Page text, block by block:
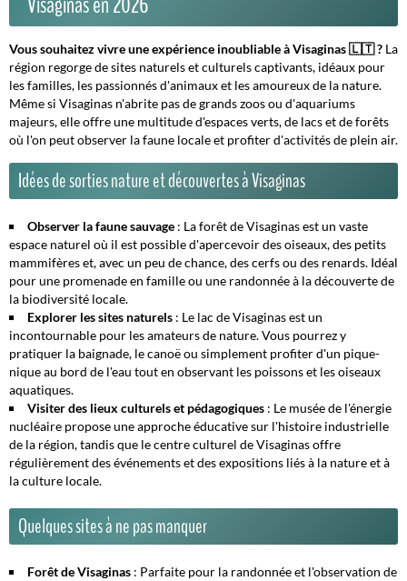
Vous souhaitez vivre une expérience inoubliable à Visaginas 🇱🇹 ? La
région regorge de sites naturels et culturels captivants, idéaux pour
les familles, les passionnés d'animaux et les amoureux de la nature.
Même si Visaginas n'abrite pas de grands zoos ou d'aquariums
majeurs, elle offre une multitude d'espaces verts, de lacs et de forêts
où l'on peut observer la faune locale et profiter d'activités de plein air.
Idées de sorties nature et découvertes à Visaginas
Observer la faune sauvage : Laforêt de Visaginasest un vaste
espace naturel où il est possible d'apercevoir des oiseaux, des petits
mammifères et, avec un peu de chance, des cerfs ou des renards. Idéal
pour une promenade en famille ou une randonnée à la découverte de
la biodiversité locale.
Explorer les sites naturels : Le lac de Visaginasest un
incontournable pour les amateurs de nature. Vous pourrez y
pratiquer la baignade, le canoë ou simplement profiter d'un pique-
nique au bord de l'eau tout en observant les poissons et les oiseaux
aquatiques.
Visiter des lieux culturels et pédagogiques : Le musée de l'énergie
nucléaire propose une approche éducative sur l'histoire industrielle
de la région, tandis que lecentre culturel de Visaginasoffre
régulièrement des événements et des expositions liés à la nature et à
la culture locale.
Quelques sites à ne pas manquer
Forêt de Visaginas : Parfaite pour la randonnée et l'observation de